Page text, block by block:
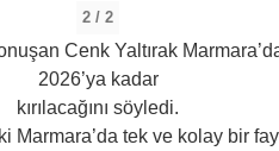
2 / 2
Cenk Yaltırak
2026’ya kadar
kırılacağını söyledi.
Marmara’da tek ve kolay bir